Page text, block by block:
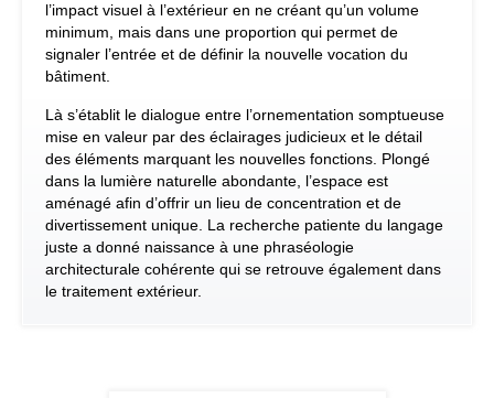
l’impact visuel à l’extérieur en ne créant qu’un volume
minimum, mais dans une proportion qui permet de
signaler l’entrée et de définir la nouvelle vocation du
bâtiment.
Là s’établit le dialogue entre l’ornementation somptueuse
mise en valeur par des éclairages judicieux et le détail
des éléments marquant les nouvelles fonctions. Plongé
dans la lumière naturelle abondante, l’espace est
aménagé afin d’offrir un lieu de concentration et de
divertissement unique. La recherche patiente du langage
juste a donné naissance à une phraséologie
architecturale cohérente qui se retrouve également dans
le traitement extérieur.